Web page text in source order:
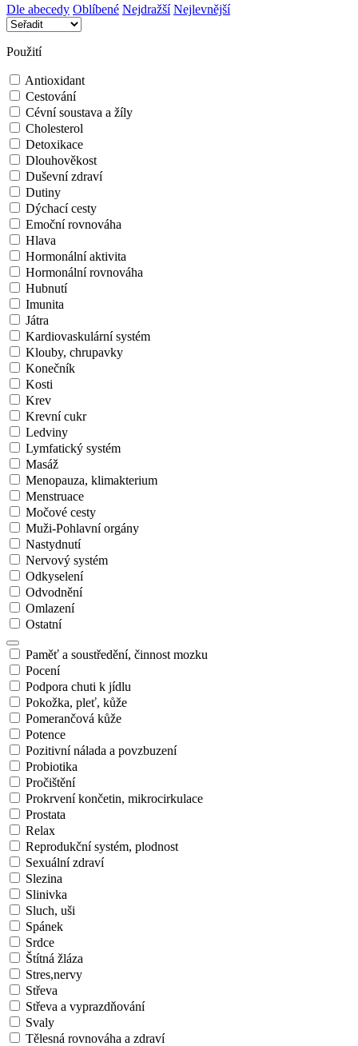
Dle abecedy Oblíbené Nejdražší Nejlevnější
Použití
Antioxidant
Cestování
Cévní soustava a žíly
Cholesterol
Detoxikace
Dlouhověkost
Duševní zdraví
Dutiny
Dýchací cesty
Emoční rovnováha
Hlava
Hormonální aktivita
Hormonální rovnováha
Hubnutí
Imunita
Játra
Kardiovaskulární systém
Klouby, chrupavky
Konečník
Kosti
Krev
Krevní cukr
Ledviny
Lymfatický systém
Masáž
Menopauza, klimakterium
Menstruace
Močové cesty
Muži-Pohlavní orgány
Nastydnutí
Nervový systém
Odkyselení
Odvodnění
Omlazení
Ostatní
Paměť a soustředění, činnost mozku
Pocení
Podpora chuti k jídlu
Pokožka, pleť, kůže
Pomerančová kůže
Potence
Pozitivní nálada a povzbuzení
Probiotika
Pročištění
Prokrvení končetin, mikrocirkulace
Prostata
Relax
Reprodukční systém, plodnost
Sexuální zdraví
Slezina
Slinivka
Sluch, uši
Spánek
Srdce
Štítná žláza
Stres,nervy
Střeva
Střeva a vyprazdňování
Svaly
Tělesná rovnováha a zdraví